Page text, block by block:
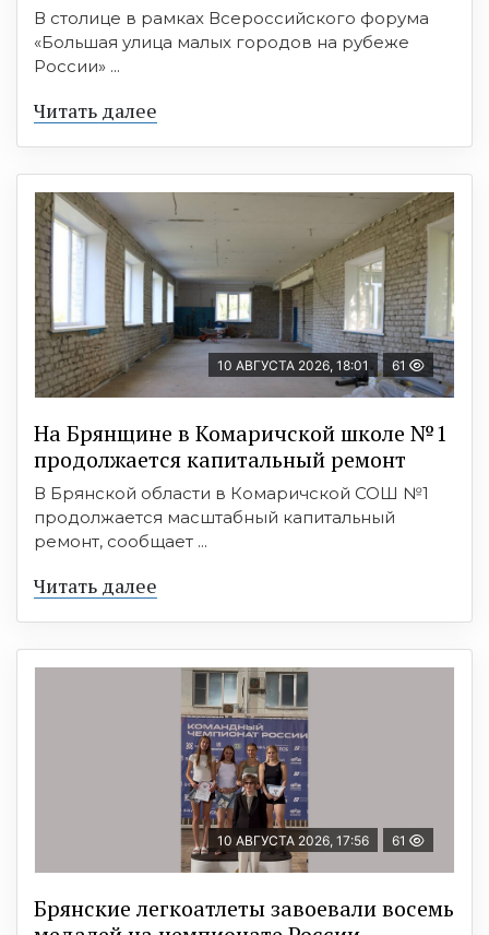
В столице в рамках Всероссийского форума
«Большая улица малых городов на рубеже
России» ...
Читать далее
10 АВГУСТА 2026, 18:01 61
На Брянщине в Комаричской школе №1
продолжается капитальный ремонт
В Брянской области в Комаричской СОШ №1
продолжается масштабный капитальный
ремонт, сообщает ...
Читать далее
10 АВГУСТА 2026, 17:56 61
Брянские легкоатлеты завоевали восемь